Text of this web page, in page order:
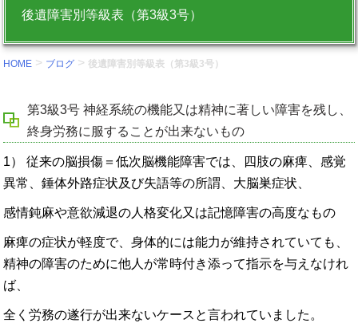
る。
後遺障害別等級表（第3級3号）
HOME > ブログ > 後遺障害別等級表（第3級3号）
第3級3号 神経系統の機能又は精神に著しい障害を残し、
終身労務に服することが出来ないもの
1） 従来の脳損傷＝低次脳機能障害では、四肢の麻痺、感覚
異常、錘体外路症状及び失語等の所謂、大脳巣症状、
感情鈍麻や意欲減退の人格変化又は記憶障害の高度なもの
麻痺の症状が軽度で、身体的には能力が維持されていても、
精神の障害のために他人が常時付き添って指示を与えなけれ
ば、
全く労務の遂行が出来ないケースと言われていました。